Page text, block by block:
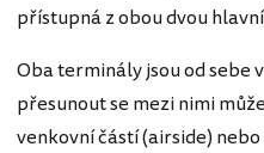
přístupná z obou dvou
Oba terminály jsou od sebe
přesunout se mezi nimi
venkovní částí (airside)